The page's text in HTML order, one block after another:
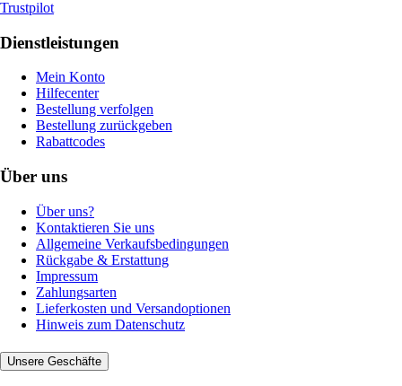
Trustpilot
Dienstleistungen
Mein Konto
Hilfecenter
Bestellung verfolgen
Bestellung zurückgeben
Rabattcodes
Über uns
Über uns?
Kontaktieren Sie uns
Allgemeine Verkaufsbedingungen
Rückgabe & Erstattung
Impressum
Zahlungsarten
Lieferkosten und Versandoptionen
Hinweis zum Datenschutz
Unsere Geschäfte